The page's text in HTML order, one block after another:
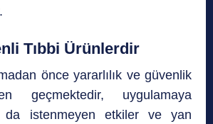
Tıbbi Ürünlerdir
önce yararlılık ve güvenlik
geçmektedir, uygulamaya
da istenmeyen etkiler ve yan